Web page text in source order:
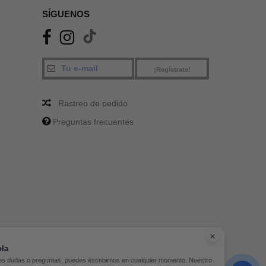
SÍGUENOS
¡Regístrate!
Rastreo de pedido
Preguntas frecuentes
dudas o preguntas, puedes escribirnos en cualquier momento. Nuestro